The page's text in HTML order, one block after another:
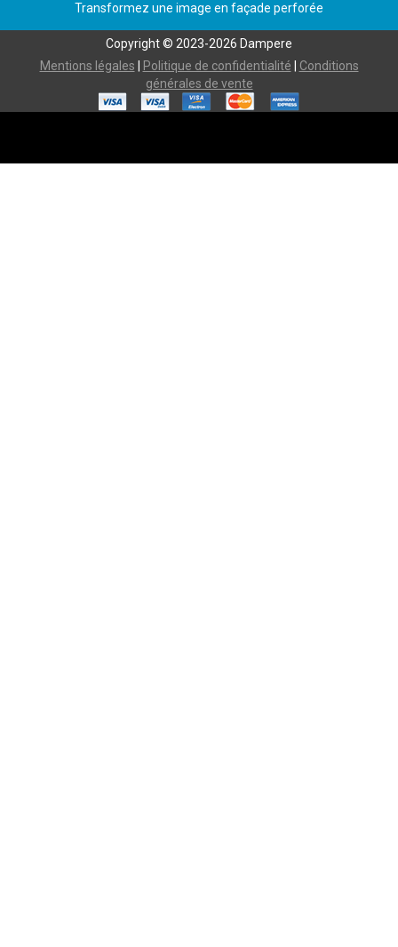
Transformez une image en façade perforée
Copyright © 2023-2026 Dampere
Mentions légales
Politique de confidentialité
Conditions
générales de vente